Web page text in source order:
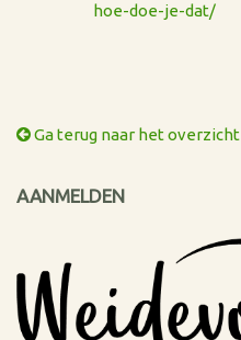
hoe-doe-je-dat/
Ga terug naar het overzicht
AANMELDEN